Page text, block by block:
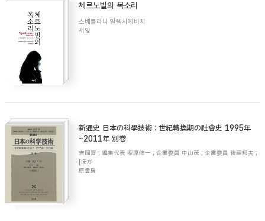
체르노빌의 목소리
스베틀라나 알렉시예비치
새잎
新通史 日本の科學技術 : 世紀轉換期の社會史 1995年
~2011年 別卷
吉岡齊 ; 編集代表 塚原修一 ; 企畵委員 中山茂 ; 企畵委員 後藤邦夫 ;
[ほか
原書房